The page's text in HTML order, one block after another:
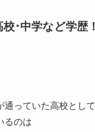
･中学など学歴！
通っていた高校として
るのは